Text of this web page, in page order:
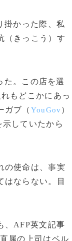
掛かった際、私
（きっこう）す
た。この店を選
もどこかにあっ
ガブ（ YouGov）
していたから
の使命は、事実
はならない。目
、AFP英文記事
属の上司はベル